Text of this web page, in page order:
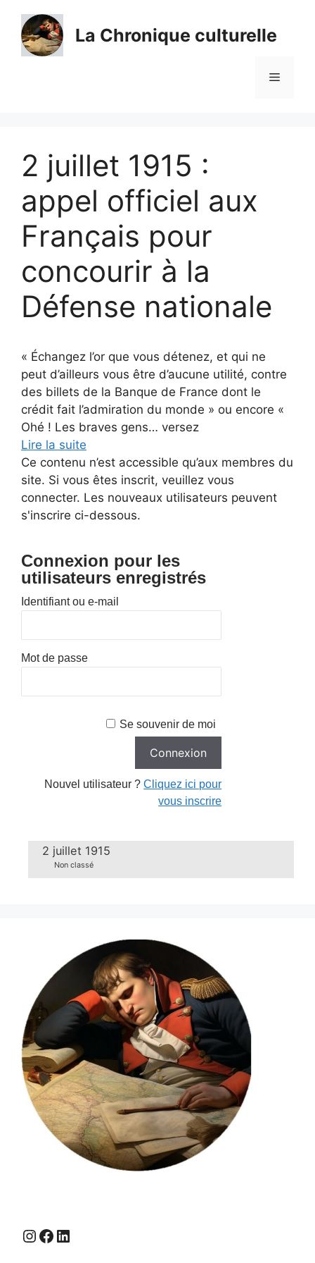
contenu
La Chronique culturelle
Menu
2 juillet 1915 :
appel officiel aux
Français pour
concourir à la
Défense nationale
« Échangez l’or que vous détenez, et qui ne
peut d’ailleurs vous être d’aucune utilité, contre
des billets de la Banque de France dont le
crédit fait l’admiration du monde » ou encore «
Ohé ! Les braves gens… versez
Lire la suite
Ce contenu n’est accessible qu’aux membres du
site. Si vous êtes inscrit, veuillez vous
connecter. Les nouveaux utilisateurs peuvent
s'inscrire ci-dessous.
Connexion pour les
utilisateurs enregistrés
Identifiant ou e-mail
Mot de passe
Se souvenir de moi
Nouvel utilisateur ?Cliquez ici pour
vous inscrire
2 juillet 1915
Non classé
Instagram
Facebook
LinkedIn